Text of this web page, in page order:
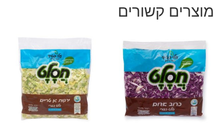
מוצרים קשורים